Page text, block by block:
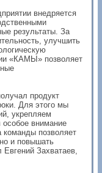
внедряется
результаты. За
улучшить
«КАМЫ» позволяет
продукт
Для этого мы
укрепляем
внимание
команды позволяет
и повышать
Захватаев,